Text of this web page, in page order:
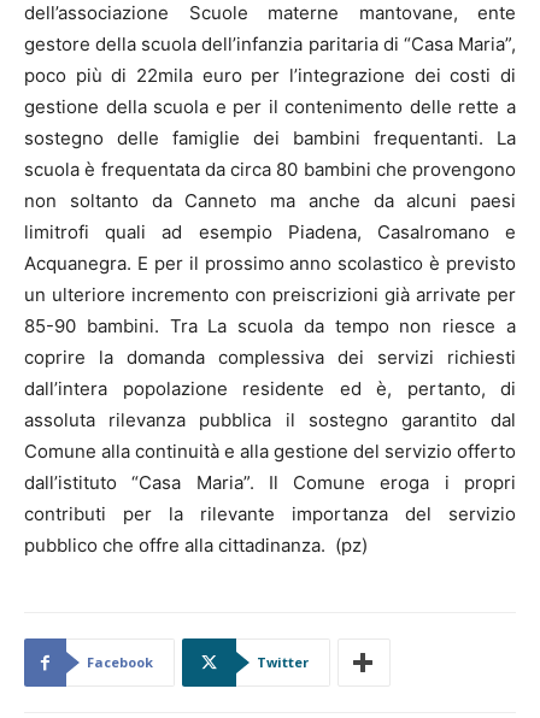
dell’associazione Scuole materne mantovane, ente
gestore della scuola dell’infanzia paritaria di “Casa Maria”,
poco più di 22mila euro per l’integrazione dei costi di
gestione della scuola e per il contenimento delle rette a
sostegno delle famiglie dei bambini frequentanti. La
scuola è frequentata da circa 80 bambini che provengono
non soltanto da Canneto ma anche da alcuni paesi
limitrofi quali ad esempio Piadena, Casalromano e
Acquanegra. E per il prossimo anno scolastico è previsto
un ulteriore incremento con preiscrizioni già arrivate per
85-90 bambini. Tra La scuola da tempo non riesce a
coprire la domanda complessiva dei servizi richiesti
dall’intera popolazione residente ed è, pertanto, di
assoluta rilevanza pubblica il sostegno garantito dal
Comune alla continuità e alla gestione del servizio offerto
dall’istituto “Casa Maria”. Il Comune eroga i propri
contributi per la rilevante importanza del servizio
pubblico che offre alla cittadinanza. (pz)
Facebook Twitter